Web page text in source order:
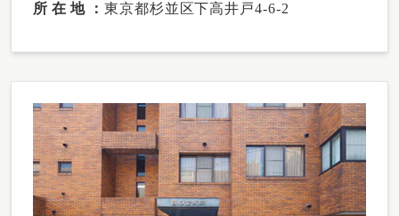
所在地
東京都杉並区下高井戸4-6-2